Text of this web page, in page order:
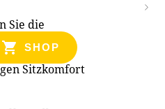
SHOP
Sie die
zu
Sitzkomfort